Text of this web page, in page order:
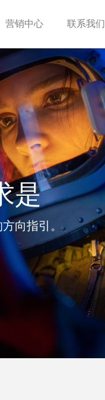
营销中心 联系我们
是
向指引。